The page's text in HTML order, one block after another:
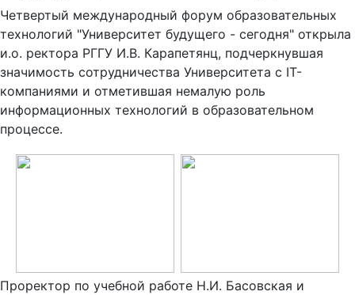
Четвертый международный форум образовательных
технологий "Университет будущего - сегодня" открыла
и.о. ректора РГГУ И.В. Карапетянц, подчеркнувшая
значимость сотрудничества Университета с IT-
компаниями и отметившая немалую роль
информационных технологий в образовательном
процессе.
Проректор по учебной работе Н.И. Басовская и